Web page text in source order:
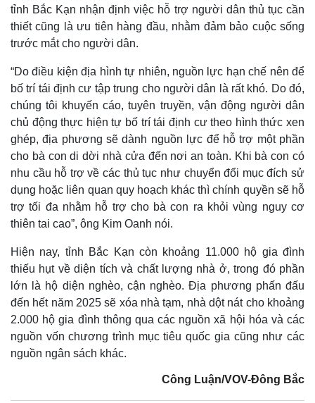
tỉnh Bắc Kạn nhận định việc hỗ trợ người dân thủ tục cần
thiết cũng là ưu tiên hàng đầu, nhằm đảm bảo cuộc sống
trước mắt cho người dân.
“Do điều kiện địa hình tự nhiên, nguồn lực hạn chế nên để
bố trí tái định cư tập trung cho người dân là rất khó. Do đó,
chúng tôi khuyến cáo, tuyên truyền, vận động người dân
chủ động thực hiện tự bố trí tái định cư theo hình thức xen
ghép, địa phương sẽ dành nguồn lực để hỗ trợ một phần
cho bà con di dời nhà cửa đến nơi an toàn. Khi bà con có
nhu cầu hỗ trợ về các thủ tục như chuyển đổi mục đích sử
dụng hoặc liên quan quy hoạch khác thì chính quyền sẽ hỗ
trợ tối đa nhằm hỗ trợ cho bà con ra khỏi vùng nguy cơ
thiên tai cao”, ông Kim Oanh nói.
Hiện nay, tỉnh Bắc Kạn còn khoảng 11.000 hộ gia đình
thiếu hụt về diện tích và chất lượng nhà ở, trong đó phần
lớn là hộ diện nghèo, cận nghèo. Địa phương phấn đấu
đến hết năm 2025 sẽ xóa nhà tạm, nhà dột nát cho khoảng
2.000 hộ gia đình thông qua các nguồn xã hội hóa và các
nguồn vốn chương trình mục tiêu quốc gia cũng như các
nguồn ngân sách khác.
Công Luận/VOV-Đông Bắc